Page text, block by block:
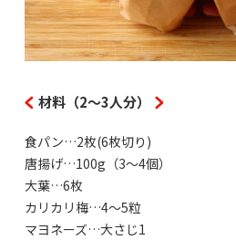
材料（2〜3人分）
食パン…2枚(6枚切り)
唐揚げ…100g（3～4個）
大葉…6枚
カリカリ梅…4～5粒
マヨネーズ…大さじ1